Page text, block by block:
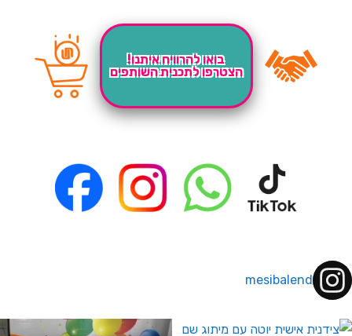
בואו להרוויח איתנו!
הצטרפו לתכנית השותפים
mesibalend
לחברי מועדון ומצטרפים חדשים🤍